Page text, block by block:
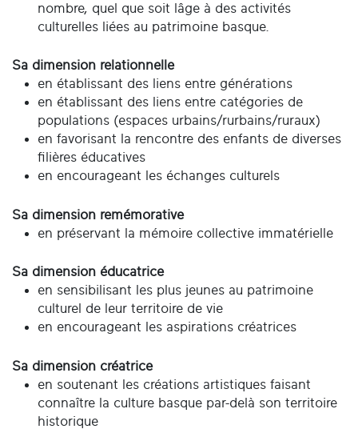
nombre, quel que soit lâge à des activités
culturelles liées au patrimoine basque.
Sa dimension relationnelle
en établissant des liens entre générations
en établissant des liens entre catégories de
populations (espaces urbains/rurbains/ruraux)
en favorisant la rencontre des enfants de diverses
filières éducatives
en encourageant les échanges culturels
Sa dimension remémorative
en préservant la mémoire collective immatérielle
Sa dimension éducatrice
en sensibilisant les plus jeunes au patrimoine
culturel de leur territoire de vie
en encourageant les aspirations créatrices
Sa dimension créatrice
en soutenant les créations artistiques faisant
connaître la culture basque par-delà son territoire
historique